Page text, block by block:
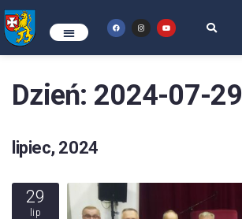
Dzień: 2024-07-29
lipiec, 2024
29
lip